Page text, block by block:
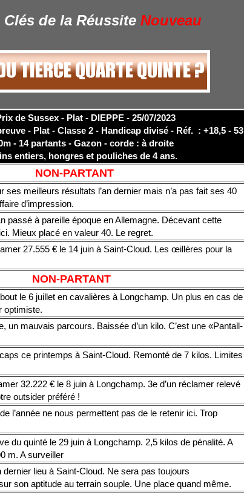
de la Réussite Nouveau
de Sussex - Plat - DIEPPE - 25/07/2023
- Plat - Classe 2 - Handicap divisé - Réf. : +18,5 - 53
- 14 partants - Gazon - corde : à droite
entiers, hongres et pouliches de 4 ans.
NON-PARTANT
ses meilleurs résultats l’an dernier mais n’a pas fait ses 40
d’impression.
passé à pareille époque en Allemagne. Décevant cette
Mieux placé en valeur 40. Le regret.
27.555 € le 14 juin à Saint-Cloud. Les œillères pour la
NON-PARTANT
le 6 juillet en cavalières à Longchamp. Un plus en cas de
optimiste.
un mauvais parcours. Baissée d’un kilo. C’est une «Pantall-
ce printemps à Saint-Cloud. Remonté de 7 kilos. Limites
32.222 € le 8 juin à Longchamp. 3e d’un réclamer relevé
outsider préféré !
l’année ne nous permettent pas de le retenir ici. Trop
du quinté le 29 juin à Longchamp. 2,5 kilos de pénalité. A
m. A surveiller
dernier lieu à Saint-Cloud. Ne sera pas toujours
son aptitude au terrain souple. Une place quand même.